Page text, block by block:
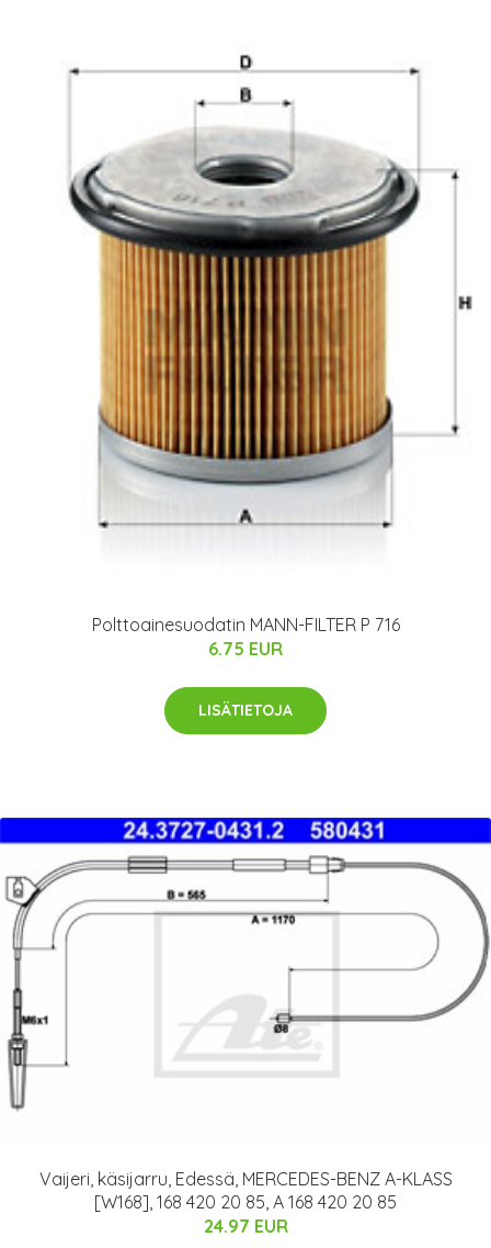
Polttoainesuodatin MANN-FILTER P 716
6.75 EUR
LISÄTIETOJA
Vaijeri, käsijarru, Edessä, MERCEDES-BENZ A-KLASS
[W168], 168 420 20 85, A 168 420 20 85
24.97 EUR